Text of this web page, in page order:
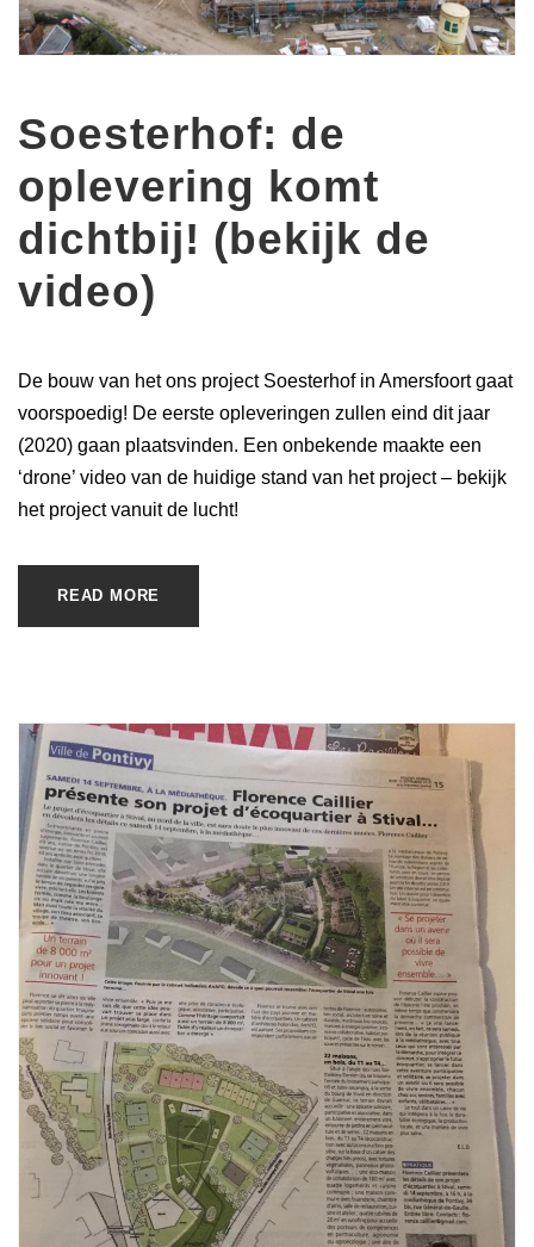
Soesterhof: de
oplevering komt
dichtbij! (bekijk de
video)
De bouw van het ons project Soesterhof in Amersfoort gaat
voorspoedig! De eerste opleveringen zullen eind dit jaar
(2020) gaan plaatsvinden. Een onbekende maakte een
‘drone’ video van de huidige stand van het project – bekijk
het project vanuit de lucht!
READ MORE